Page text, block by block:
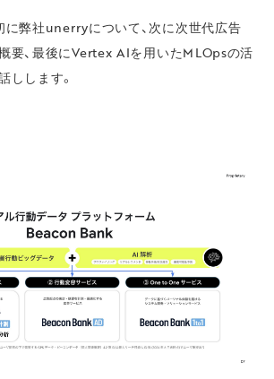
に弊社unerryについて、次に次世代広告
要、最後にVertex AIを用いたMLOpsの活
しします。